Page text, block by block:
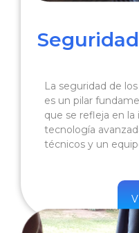
Seguridad
La seguridad de
es un pilar
que se refleja en la
tecnología
técnicos y un